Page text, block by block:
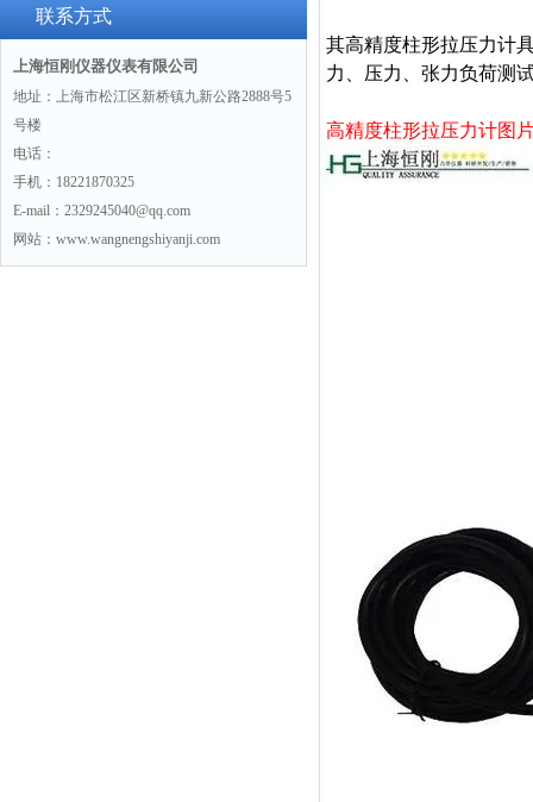
联系方式
上海恒刚仪器仪表有限公司
地址：上海市松江区新桥镇九新公路2888号5
号楼
电话：
手机：18221870325
E-mail：2329245040@qq.com
网站：www.wangnengshiyanji.com
其高精度柱形拉压力计
力、压力、张力负荷测
高精度柱形拉压力计图